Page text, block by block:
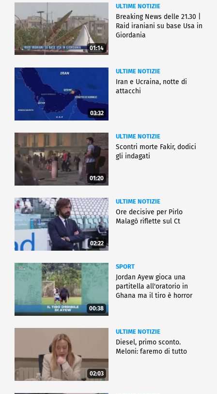
01:14
ULTIME NOTIZIE
Breaking News delle 21.30 |
Raid iraniani su base Usa in
Giordania
03:32
ULTIME NOTIZIE
Iran e Ucraina, notte di
attacchi
01:20
ULTIME NOTIZIE
Scontri morte Fakir, dodici
gli indagati
02:22
ULTIME NOTIZIE
Ore decisive per Pirlo
Malagò riflette sul Ct
00:38
SPORT
Jordan Ayew gioca una
partitella all'oratorio in
Ghana ma il tiro è horror
02:03
ULTIME NOTIZIE
Diesel, primo sconto.
Meloni: faremo di tutto